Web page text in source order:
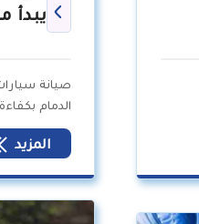
يبدأ من 66 ريال
صيانة
الدمام
المزيد